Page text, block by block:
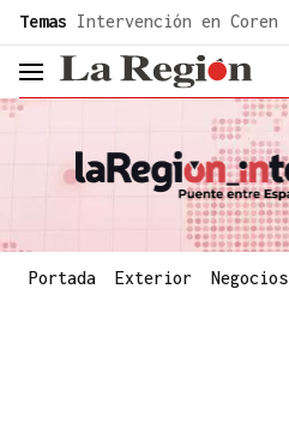
common.go-to-content
Temas Intervención en Coren
header.menu.open
Portada Exterior Negocios